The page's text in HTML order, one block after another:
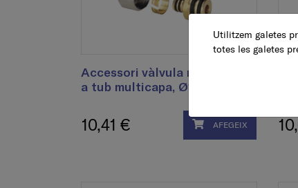
Accessori vàlvula radiador per
a tub multicapa, Ø16 x 2
10,41 € AFEGEIX
Utilitzem galetes
totes les galetes